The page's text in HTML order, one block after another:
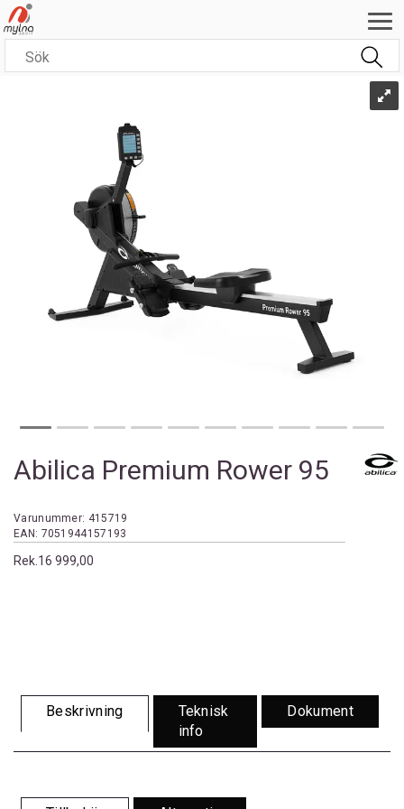
Abilica Premium Rower 95
Varunummer: 415719
EAN: 7051944157193
Rek. 16 999,00
Beskrivning
Teknisk
info
Dokument